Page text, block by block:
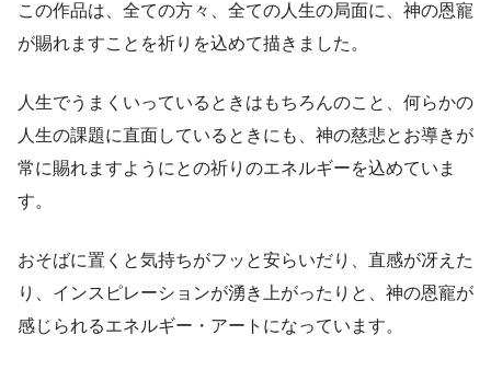
この作品は、全ての方々、全ての人生の局面に、神の恩寵
が賜れますことを祈りを込めて描きました。
人生でうまくいっているときはもちろんのこと、何らかの
人生の課題に直面しているときにも、神の慈悲とお導きが
常に賜れますようにとの祈りのエネルギーを込めていま
す。
おそばに置くと気持ちがフッと安らいだり、直感が冴えた
り、インスピレーションが湧き上がったりと、神の恩寵が
感じられるエネルギー・アートになっています。